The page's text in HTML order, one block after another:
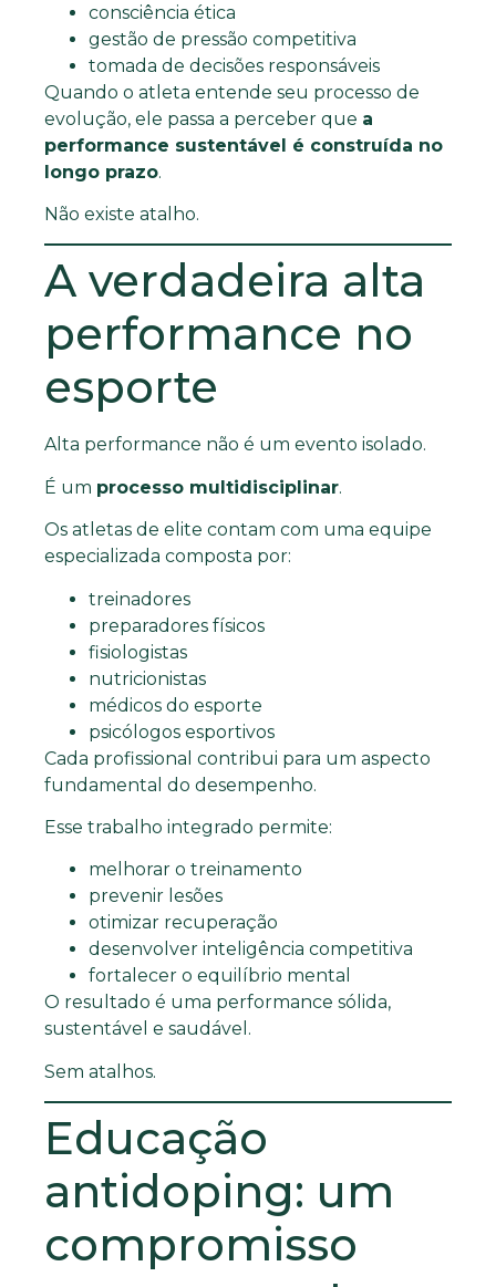
consciência ética
gestão de pressão competitiva
tomada de decisões responsáveis
Quando o atleta entende seu processo de
evolução, ele passa a perceber que a
performance sustentável é construída no
longo prazo.
Não existe atalho.
A verdadeira alta
performance no
esporte
Alta performance não é um evento isolado.
É um processo multidisciplinar.
Os atletas de elite contam com uma equipe
especializada composta por:
treinadores
preparadores físicos
fisiologistas
nutricionistas
médicos do esporte
psicólogos esportivos
Cada profissional contribui para um aspecto
fundamental do desempenho.
Esse trabalho integrado permite:
melhorar o treinamento
prevenir lesões
otimizar recuperação
desenvolver inteligência competitiva
fortalecer o equilíbrio mental
O resultado é uma performance sólida,
sustentável e saudável.
Sem atalhos.
Educação
antidoping: um
compromisso